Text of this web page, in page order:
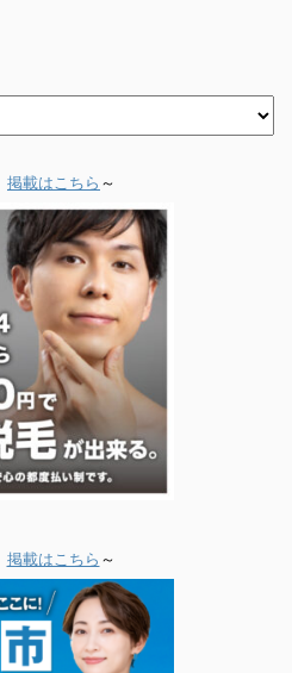
掲載はこちら ～
掲載はこちら ～